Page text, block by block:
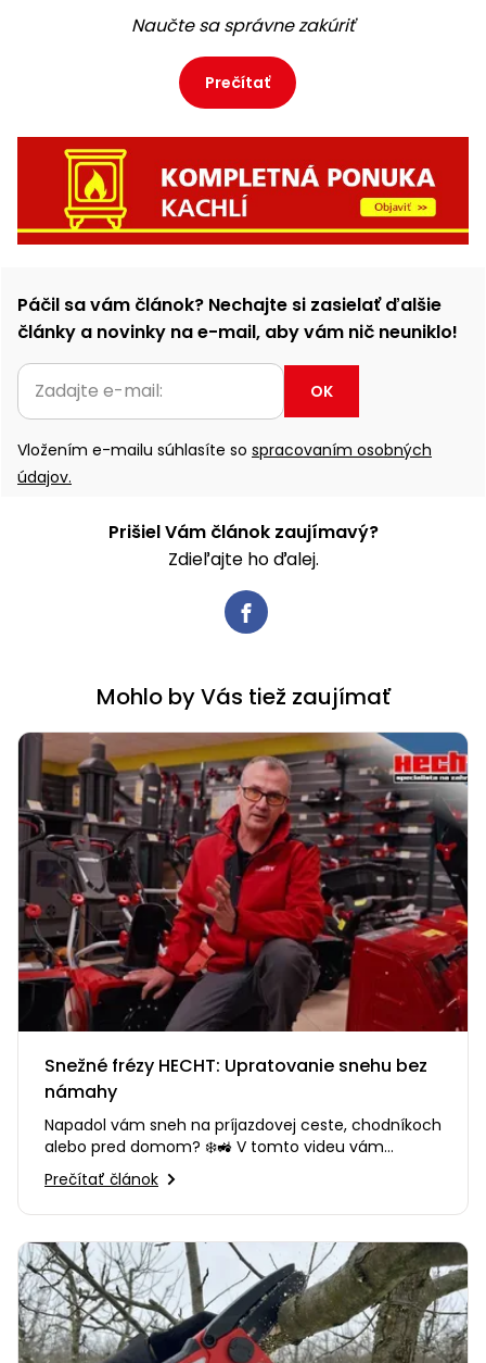
Naučte sa správne zakúriť
Prečítať
Páčil sa vám článok? Nechajte si zasielať ďalšie
články a novinky na e-mail, aby vám nič neuniklo!
OK
Vložením e-mailu súhlasíte so spracovaním osobných
údajov.
Prišiel Vám článok zaujímavý?
Zdieľajte ho ďalej.
Mohlo by Vás tiež zaujímať
Snežné frézy HECHT: Upratovanie snehu bez
námahy
Napadol vám sneh na príjazdovej ceste, chodníkoch
alebo pred domom? ❄️🚜 V tomto videu vám
poradíme, ako si vybrať…
Prečítať článok